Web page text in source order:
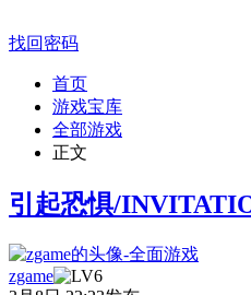
找回密码
首页
游戏宝库
全部游戏
正文
引起恐惧/
zgame